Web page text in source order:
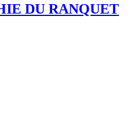
DU RANQUET